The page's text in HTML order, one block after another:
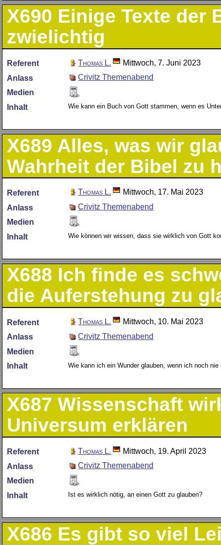
X690 Einige Texte der
zwielichtig
Referent Thomas L.
Mittwoch, 7. Juni 2023
Anlass
Crivitz Themenabend
Medien
Inhalt
Wie kann ein Buch von Gott stammen, wenn es
X689 Alles, was wir
Wahrheit der Bibel zu
Referent Thomas L.
Mittwoch, 17. Mai 2023
Anlass
Crivitz Themenabend
Medien
Inhalt
Wie können wir wissen, dass sie wirklich von Gott
X688 Ich finde es
die Auferstehung zu
Referent Thomas L.
Mittwoch, 10. Mai 2023
Anlass
Crivitz Themenabend
Medien
Inhalt
Wie kann ich ein Wunder glauben, wenn ich noch
X687 Wissenschaft
Universum erklären
Referent Thomas L.
Mittwoch, 19. April 2023
Anlass
Crivitz Themenabend
Medien
Inhalt
Ist es wirklich nötig, an einen Gott zu glauben?
X686 Es gibt so viel